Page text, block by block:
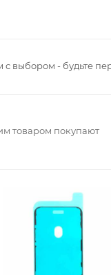
с выбором - будьте
товаром покупают